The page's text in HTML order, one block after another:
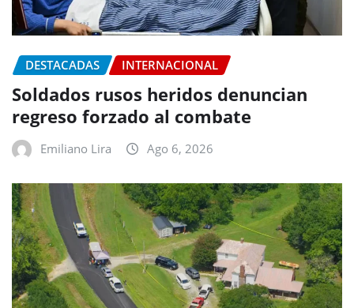
DESTACADAS INTERNACIONAL
Soldados rusos heridos denuncian
regreso forzado al combate
Emiliano Lira Ago 6, 2026